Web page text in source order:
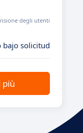
degli utenti
bajo solicitud
più